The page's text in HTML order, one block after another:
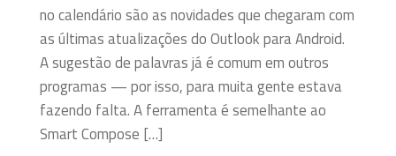
no calendário são as novidades que chegaram com
as últimas atualizações do Outlook para Android.
A sugestão de palavras já é comum em outros
programas — por isso, para muita gente estava
fazendo falta. A ferramenta é semelhante ao
Smart Compose […]